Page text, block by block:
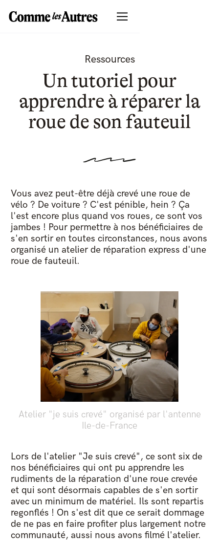
Ressources
Un tutoriel pour
apprendre à réparer la
roue de son fauteuil
Vous avez peut-être déjà crevé une roue de
vélo ? De voiture ? C'est pénible, hein ? Ça
l'est encore plus quand vos roues, ce sont vos
jambes ! Pour permettre à nos bénéficiaires de
s'en sortir en toutes circonstances, nous avons
organisé un atelier de réparation express d'une
roue de fauteuil.
Atelier "je suis crevé" organisé par l'antenne
Ile-de-France
Lors de l'atelier "Je suis crevé", ce sont six de
nos bénéficiaires qui ont pu apprendre les
rudiments de la réparation d'une roue crevée
et qui sont désormais capables de s'en sortir
avec un minimum de matériel. Ils sont repartis
regonflés ! On s'est dit que ce serait dommage
de ne pas en faire profiter plus largement notre
communauté, aussi nous avons filmé l'atelier.